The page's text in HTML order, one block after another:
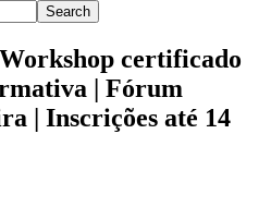
certificado
| Fórum
| Inscrições até 14